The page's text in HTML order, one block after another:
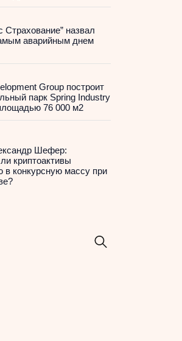
Страхование” назвал
аварийным днем
Group построит
парк Spring Industry
76 000 м2
Шефер:
криптоактивы
в конкурсную массу при